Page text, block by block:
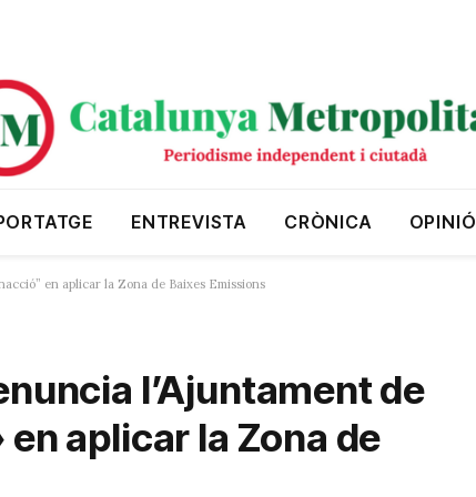
ENTREVISTA CRÒNICA OPINIÓ
en aplicar la Zona de Baixes Emissions
l’Ajuntament de
aplicar la Zona de